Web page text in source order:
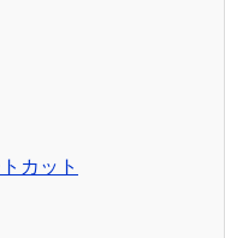
カット